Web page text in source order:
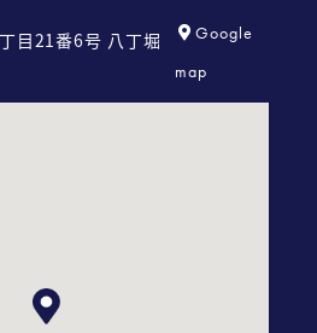
目21番6号 八丁堀
Google
map